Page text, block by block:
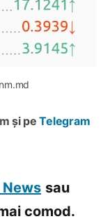
și peTelegram
News sau
comod.